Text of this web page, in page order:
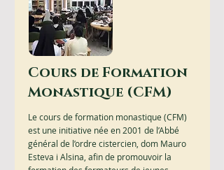
Cours de Formation
Monastique (CFM)
Le cours de formation monastique (CFM)
est une initiative née en 2001 de l’Abbé
général de l’ordre cistercien, dom Mauro
Esteva i Alsina, afin de promouvoir la